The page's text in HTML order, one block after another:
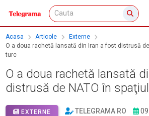
Acasa Articole
Externe
O a doua rachetă lansată din Iran a fost distrusă
turc
O a doua rachetă lansată
distrusă de NATO în
EXTERNE TELEGRAMA RO